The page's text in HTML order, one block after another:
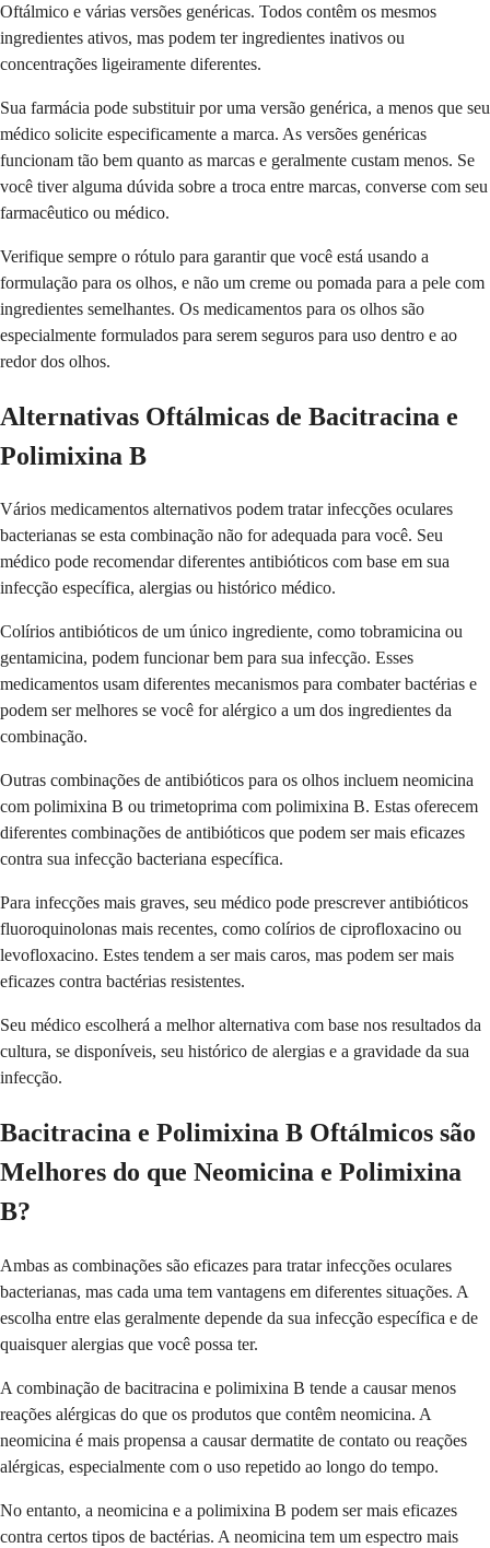
Oftálmico e várias versões genéricas. Todos contêm os mesmos
ingredientes ativos, mas podem ter ingredientes inativos ou
concentrações ligeiramente diferentes.
Sua farmácia pode substituir por uma versão genérica, a menos que seu
médico solicite especificamente a marca. As versões genéricas
funcionam tão bem quanto as marcas e geralmente custam menos. Se
você tiver alguma dúvida sobre a troca entre marcas, converse com seu
farmacêutico ou médico.
Verifique sempre o rótulo para garantir que você está usando a
formulação para os olhos, e não um creme ou pomada para a pele com
ingredientes semelhantes. Os medicamentos para os olhos são
especialmente formulados para serem seguros para uso dentro e ao
redor dos olhos.
Alternativas Oftálmicas de Bacitracina e
Polimixina B
Vários medicamentos alternativos podem tratar infecções oculares
bacterianas se esta combinação não for adequada para você. Seu
médico pode recomendar diferentes antibióticos com base em sua
infecção específica, alergias ou histórico médico.
Colírios antibióticos de um único ingrediente, como tobramicina ou
gentamicina, podem funcionar bem para sua infecção. Esses
medicamentos usam diferentes mecanismos para combater bactérias e
podem ser melhores se você for alérgico a um dos ingredientes da
combinação.
Outras combinações de antibióticos para os olhos incluem neomicina
com polimixina B ou trimetoprima com polimixina B. Estas oferecem
diferentes combinações de antibióticos que podem ser mais eficazes
contra sua infecção bacteriana específica.
Para infecções mais graves, seu médico pode prescrever antibióticos
fluoroquinolonas mais recentes, como colírios de ciprofloxacino ou
levofloxacino. Estes tendem a ser mais caros, mas podem ser mais
eficazes contra bactérias resistentes.
Seu médico escolherá a melhor alternativa com base nos resultados da
cultura, se disponíveis, seu histórico de alergias e a gravidade da sua
infecção.
Bacitracina e Polimixina B Oftálmicos são
Melhores do que Neomicina e Polimixina
B?
Ambas as combinações são eficazes para tratar infecções oculares
bacterianas, mas cada uma tem vantagens em diferentes situações. A
escolha entre elas geralmente depende da sua infecção específica e de
quaisquer alergias que você possa ter.
A combinação de bacitracina e polimixina B tende a causar menos
reações alérgicas do que os produtos que contêm neomicina. A
neomicina é mais propensa a causar dermatite de contato ou reações
alérgicas, especialmente com o uso repetido ao longo do tempo.
No entanto, a neomicina e a polimixina B podem ser mais eficazes
contra certos tipos de bactérias. A neomicina tem um espectro mais